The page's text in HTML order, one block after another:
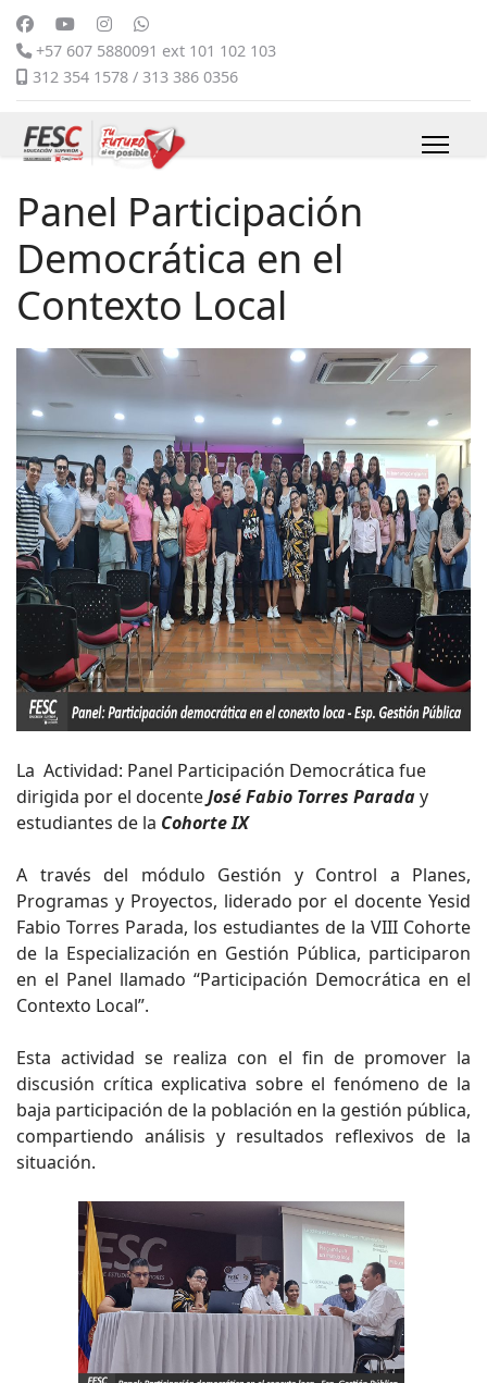
+57 607 5880091 ext 101 102 103
312 354 1578 / 313 386 0356
Panel Participación
Democrática en el
Contexto Local
La Actividad: Panel Participación Democrática fue
dirigida por el docenteJosé Fabio Torres Paraday
estudiantes de la Cohorte IX
A través del módulo Gestión y Control a Planes,
Programas y Proyectos, liderado por el docente Yesid
Fabio Torres Parada, los estudiantes de la VIII Cohorte
de la Especialización en Gestión Pública, participaron
en el Panel llamado “Participación Democrática en el
Contexto Local”.
Esta actividad se realiza con el fin de promover la
discusión crítica explicativa sobre el fenómeno de la
baja participación de la población en la gestión pública,
compartiendo análisis y resultados reflexivos de la
situación.